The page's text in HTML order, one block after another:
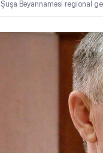
Şuşa Bəyannaməsi regional